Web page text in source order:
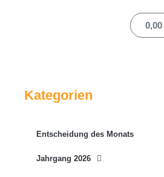
0,00
Kategorien
Entscheidung des Monats
Jahrgang 2026